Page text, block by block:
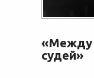
«Между
судей»